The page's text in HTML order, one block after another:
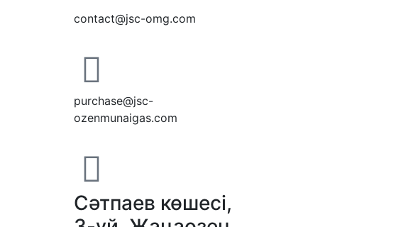
contact@jsc-omg.com
purchase@jsc-
ozenmunaigas.com
Сәтпаев көшесі,